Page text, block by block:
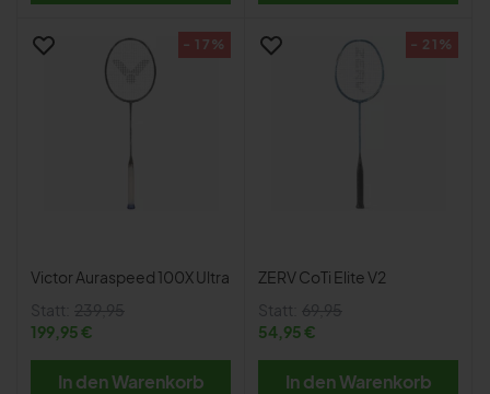
- 17%
Victor Auraspeed 100X Ultra
Statt: 239,95
199,95 €
In den Warenkorb
- 21%
ZERV CoTi Elite V2
Statt: 69,95
54,95 €
In den Warenkorb